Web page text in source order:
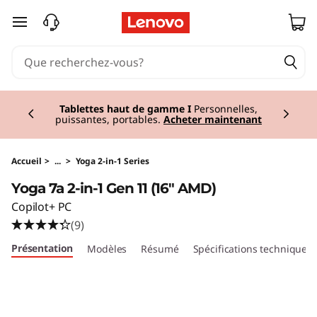
Y
7
a
2
passer au contenu principal
Tablettes haut de gamme I Personnelles,
puissantes, portables. Acheter maintenant
Accueil > ... > Yoga 2-in-1 Series
Yoga 7a 2-in-1 Gen 11 (16" AMD)
Copilot+ PC
(9)
Présentation Modèles Résumé Spécifications techniques